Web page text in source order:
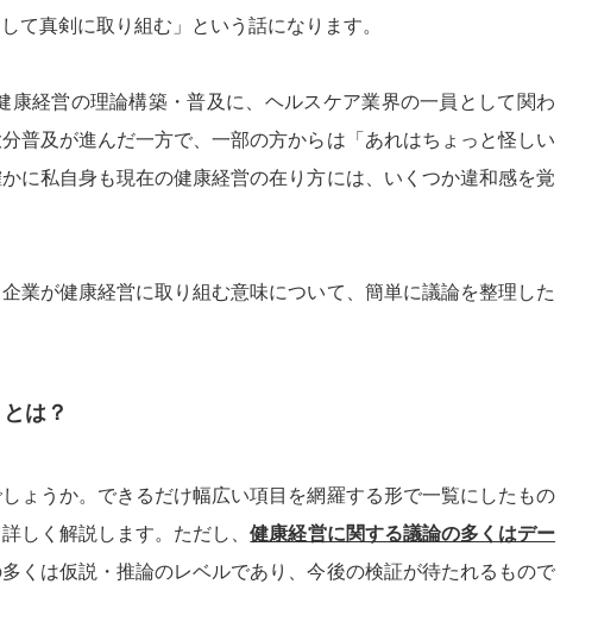
て真剣に取り組む」という話になります。
経営の理論構築・普及に、ヘルスケア業界の一員として関わ
普及が進んだ一方で、一部の方からは「あれはちょっと怪しい
に私自身も現在の健康経営の在り方には、いくつか違和感を覚
業が健康経営に取り組む意味について、簡単に議論を整理した
は？
ょうか。できるだけ幅広い項目を網羅する形で一覧にしたもの
しく解説します。ただし、健康経営に関する議論の多くはデー
くは仮説・推論のレベルであり、今後の検証が待たれるもので